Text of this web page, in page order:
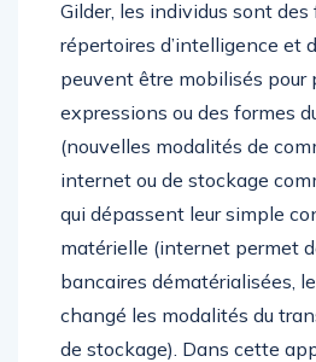
Gilder, les individus sont des
répertoires d’intelligence et
peuvent être mobilisés pour
expressions ou des formes
(nouvelles modalités de
internet ou de stockage
qui dépassent leur simple
matérielle (internet permet
bancaires dématérialisées,
changé les modalités du
de stockage). Dans cette